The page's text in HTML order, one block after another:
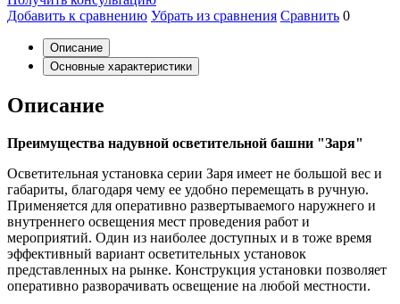
Добавить к сравнению Убрать из сравнения Сравнить 0
Описание
Основные характеристики
Описание
Преимущества надувной осветительной башни "Заря"
Осветительная установка серии Заря имеет не большой вес и
габариты, благодаря чему ее удобно перемещать в ручную.
Применяется для оперативно развертываемого наружнего и
внутреннего освещения мест проведения работ и
мероприятий. Один из наиболее доступных и в тоже время
эффективный вариант осветительных установок
представленных на рынке. Конструкция установки позволяет
оперативно разворачивать освещение на любой местности.